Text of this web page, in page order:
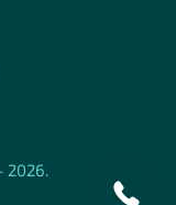
2026.